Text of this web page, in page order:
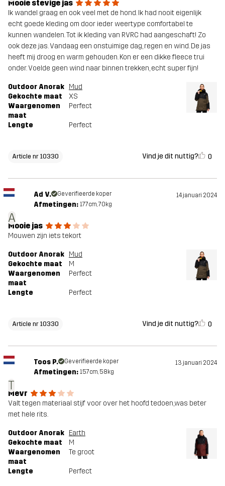
Mooie stevige jas
Ik wandel graag en ook veel met de hond. Ik had nooit eigenlijk
echt goede kleding om door ieder weertype comfortabel te
kunnen wandelen. Tot ik kleding van RVRC had aangeschaft! Zo
ook deze jas. Vandaag een onstuimige dag, regen en wind. De jas
heeft mij droog en warm gehouden. Kon er een dikke fleece trui
onder. Voelde geen wind naar binnen trekken, echt super fijn!
Outdoor Anorak Mud
Gekochte maat
XS
Waargenomen
maat
Perfect
Lengte Perfect
Article nr 10330 Vind je dit nuttig? 0
A
Ad V. Geverifieerde koper 14 januari 2024
Afmetingen: 177cm, 70kg
Mooie jas
Mouwen zijn iets tekort
Outdoor Anorak Mud
Gekochte maat
M
Waargenomen
maat
Perfect
Lengte Perfect
Article nr 10330 Vind je dit nuttig? 0
T
Toos P. Geverifieerde koper 13 januari 2024
Afmetingen: 157cm, 58kg
Mevr
Valt tegen materiaal stijf voor over het hoofd tedoen,was beter
met hele rits.
Outdoor Anorak Earth
Gekochte maat
M
Waargenomen
maat
Te groot
Lengte Perfect